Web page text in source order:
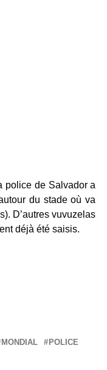
police de Salvador a
du stade où va
D’autres vuvuzelas
déjà été saisis.
MONDIAL POLICE